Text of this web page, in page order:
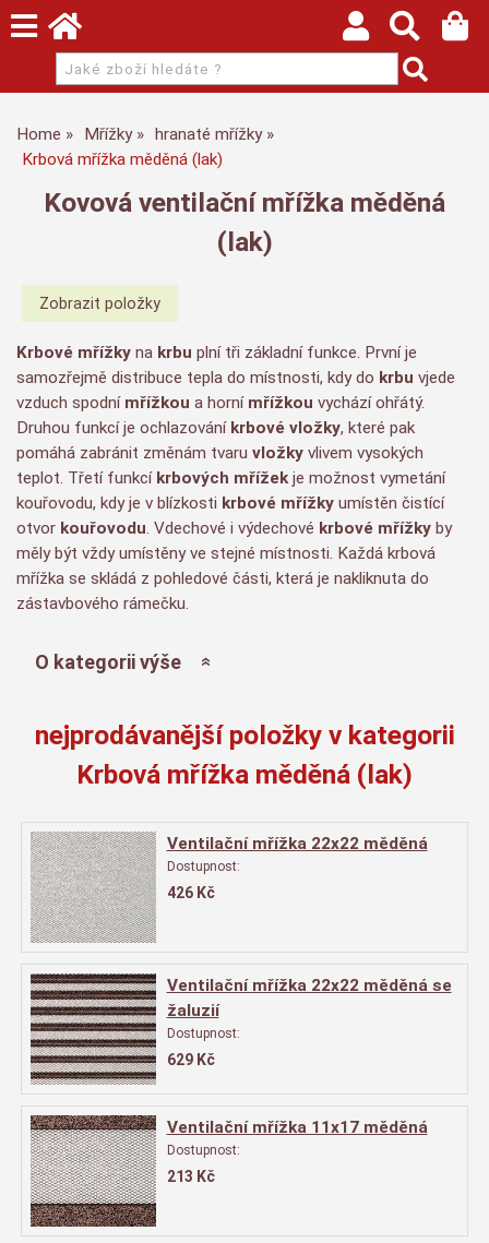
Home Mřížky
hranaté mřížky
Krbová mřížka měděná (lak)
Kovová ventilační mřížka měděná
(lak)
Krbové mřížky na krbu plní tři základní funkce. První je
samozřejmě distribuce tepla do místnosti, kdy do krbu vjede
vzduch spodní mřížkou a horní mřížkou vychází ohřátý.
Druhou funkcí je ochlazování krbové vložky, které pak
pomáhá zabránit změnám tvaru vložky vlivem vysokých
teplot. Třetí funkcí krbových mřížekje možnost vymetání
kouřovodu, kdy je v blízkosti krbové mřížky umístěn čistící
otvor kouřovodu. Vdechové i výdechové krbové mřížky by
měly být vždy umístěny ve stejné místnosti. Každá krbová
mřížka se skládá z pohledové části, která je nakliknuta do
zástavbového rámečku.
O kategorii výše
nejprodávanější položky v kategorii
Krbová mřížka měděná (lak)
Ventilační mřížka 22x22 měděná
Dostupnost:
426 Kč
Ventilační mřížka 22x22 měděná se
žaluzií
Dostupnost:
629 Kč
Ventilační mřížka 11x17 měděná
Dostupnost:
213 Kč